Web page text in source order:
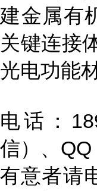
建金属有
关键连接
光电功能
电话：
信）、
有意者请